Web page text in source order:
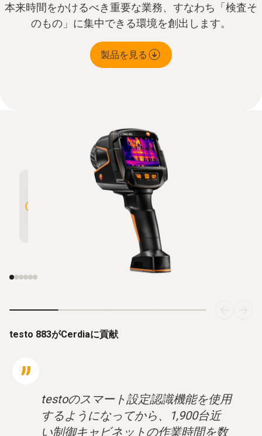
本来時間をかけるべき重要な業務、すなわち「検査そ
のもの」に集中できる環境を創出します。
製品を見る
320×240ピクセルの高解像度、
testo SuperResolutionで640×480
ピクセルに拡張可能
testo 883がCerdiaに貢献
testoのスマート設定認識機能を使用
するようになってから、1,900台近
い制御キャビネットの作業時間を数